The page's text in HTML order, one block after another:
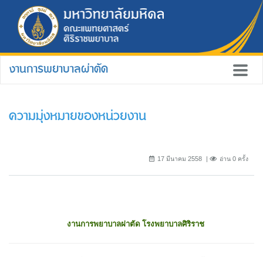
งานการพยาบาลผ่าตัด
ความมุ่งหมายของหน่วยงาน
17 มีนาคม 2558 อ่าน 0 ครั้ง
งานการพยาบาลผ่าตัด โรงพยาบาลศิริราช